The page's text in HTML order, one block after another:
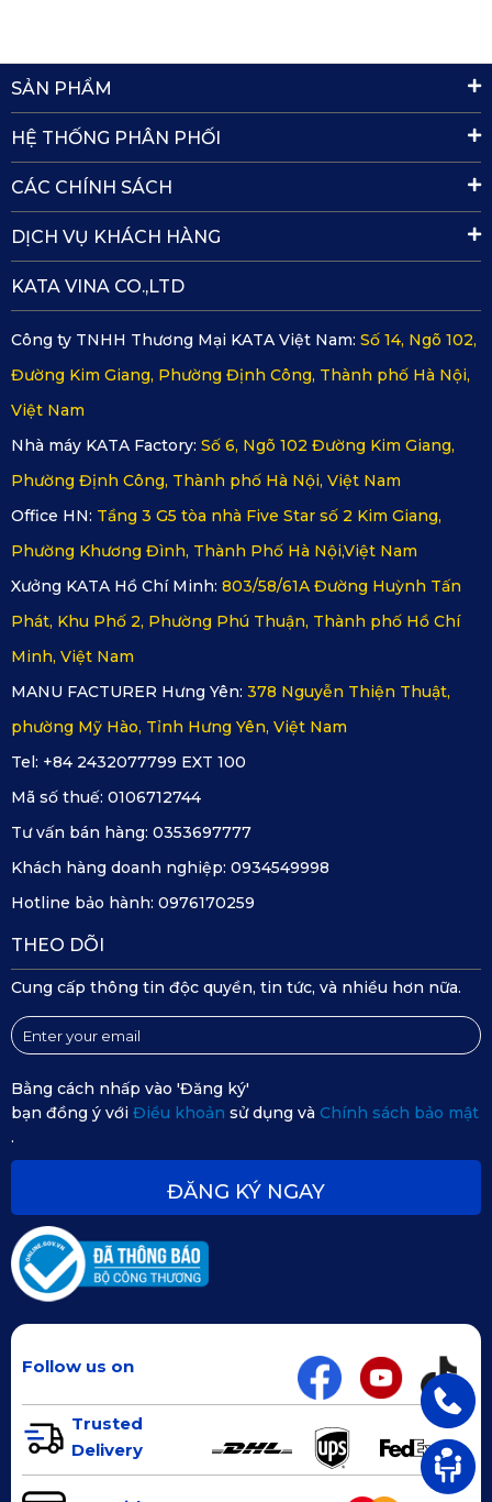
Cận cảnh thảm lót sàn Honda City của KATA ở ghế lái
KATA sản xuất thảm cho các phiên
bản đời xe Honda City từ 2009 đến
KATA sản xuất thảm lót sàn chuẩn form 100% cho các đời
cả thảm cho cốp xe.
Đời xe
Thảm
Thảm Full
Lót cốp
sau
Honda City 2009–2014 –
SD (5 chỗ)
Honda City 2015–2020 –
SD (5 chỗ)
Honda City 2021–2026 –
Có Không Full cốp
Chú thích
SD (5 chỗ) là Sedan 5 chỗ ngồi.
"Full cốp" nghĩa là có thêm thảm lót cho cốp sau.
Xem thêm >>>
Thảm lót sàn xe Honda City
KATA Basic và Full Option khác nhau
ở điểm gì?
Dưới đây là bảng so sánh 2 phiên bản thảm KATA cho xe
Tiêu chí
Thảm
Basic
Thảm Full
Option
Số tấm 5 tấm rời
1 tấm lớn liền
khối
Cơ bản,
SẢN PHẨM
HỆ THỐNG PHÂN PHỐI
CÁC CHÍNH SÁCH
DỊCH VỤ KHÁCH HÀNG
KATA VINA CO.,LTD
Công ty TNHH Thương Mại KATA Việt Nam: Số 14, Ngõ 102,
Đường Kim Giang, Phường Định Công, Thành phố Hà Nội,
Việt Nam
Nhà máy KATA Factory: Số 6, Ngõ 102 Đường Kim Giang,
Phường Định Công, Thành phố Hà Nội, Việt Nam
Office HN: Tầng 3 G5 tòa nhà Five Star số 2 Kim Giang,
Phường Khương Đình, Thành Phố Hà Nội,Việt Nam
Xưởng KATA Hồ Chí Minh: 803/58/61A Đường Huỳnh Tấn
Phát, Khu Phố 2, Phường Phú Thuận, Thành phố Hồ Chí
Minh, Việt Nam
MANU FACTURER Hưng Yên: 378 Nguyễn Thiện Thuật,
phường Mỹ Hào, Tỉnh Hưng Yên, Việt Nam
Tel: +84 2432077799 EXT 100
Mã số thuế: 0106712744
Tư vấn bán hàng: 0353697777
Khách hàng doanh nghiệp: 0934549998
Hotline bảo hành: 0976170259
THEO DÕI
Cung cấp thông tin độc quyền, tin tức, và nhiều hơn nữa.
Bằng cách nhấp vào 'Đăng ký'
bạn đồng ý với Điều khoản sử dụng và Chính sách bảo mật
.
ĐĂNG KÝ NGAY
Follow us on
Trusted
Delivery